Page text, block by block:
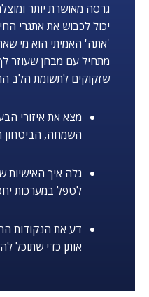
גרסה מאושרת יותר
יכול לכבוש את אתגרי
'אתה' האמיתי הוא מי
מתחיל עם מבחן שעוזר
שזקוקים לתשומת הלב
מצא את איזורי
השמחה, הביטחון
גלה איך
לטפל במערכות
דע את הנקודות
אותן כדי שתוכל